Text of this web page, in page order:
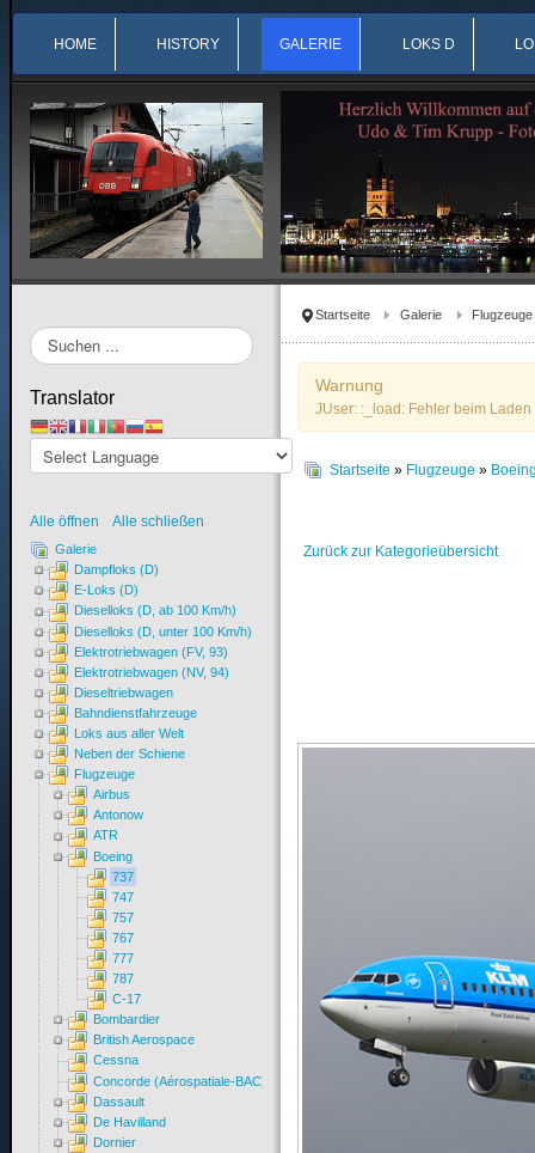
HOME HISTORY GALERIE LOKS D
Startseite Galerie Flugzeuge
Warnung
JUser: :_load: Fehler beim
Startseite » Flugzeuge »
Zurück zur Kategorieübersicht
Suchen
...
Translator
Alle öffnen Alle schließen
Galerie
Dampfloks (D)
E-Loks (D)
Dieselloks (D, ab 100 Km/h)
Dieselloks (D, unter 100 Km/h)
Elektrotriebwagen (FV, 93)
Elektrotriebwagen (NV, 94)
Dieseltriebwagen
Bahndienstfahrzeuge
Loks aus aller Welt
Neben der Schiene
Flugzeuge
Airbus
Antonow
ATR
Boeing
737
747
757
767
777
787
C-17
Bombardier
British Aerospace
Cessna
Concorde (Aérospatiale-BAC)
Dassault
De Havilland
Dornier